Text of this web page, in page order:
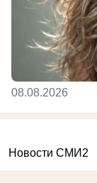
08.08.2026
Новости СМИ2